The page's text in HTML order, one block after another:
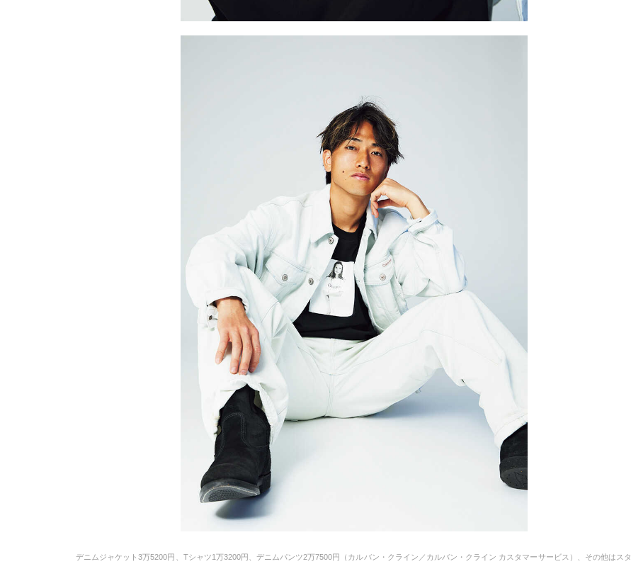
デニムジャケット3万5200円、Tシャツ1万3200円、デニムパンツ2万7500円（カルバン・クライン／カルバン・クライン カスタマーサービス）、その他はスタ